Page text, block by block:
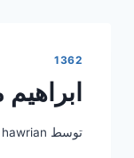
1362
توسط hawrian